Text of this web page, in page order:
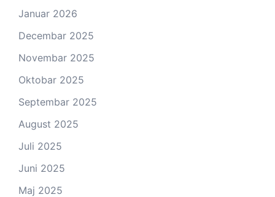
Januar 2026
Decembar 2025
Novembar 2025
Oktobar 2025
Septembar 2025
August 2025
Juli 2025
Juni 2025
Maj 2025